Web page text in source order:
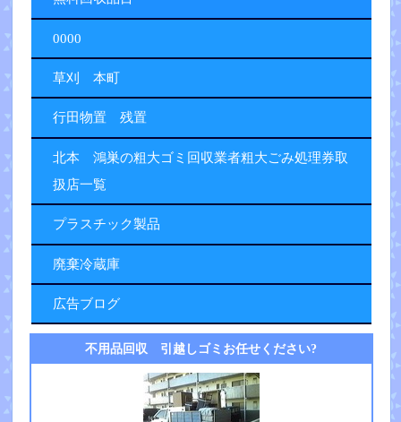
0000
草刈 本町
行田物置 残置
北本 鴻巣の粗大ゴミ回収業者粗大ごみ処理券取
扱店一覧
プラスチック製品
廃棄冷蔵庫
広告ブログ
不用品回収 引越しゴミお任せください?